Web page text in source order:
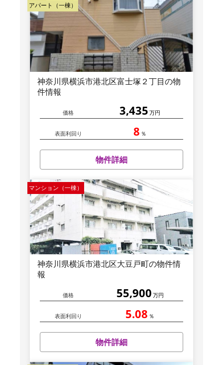
アパート（一棟）
神奈川県横浜市港北区富士塚２丁目の物
件情報
価格 3,435 万円
表面利回り 8 ％
物件詳細
マンション（一棟）
神奈川県横浜市港北区大豆戸町の物件情
報
価格 55,900 万円
表面利回り 5.08 ％
物件詳細